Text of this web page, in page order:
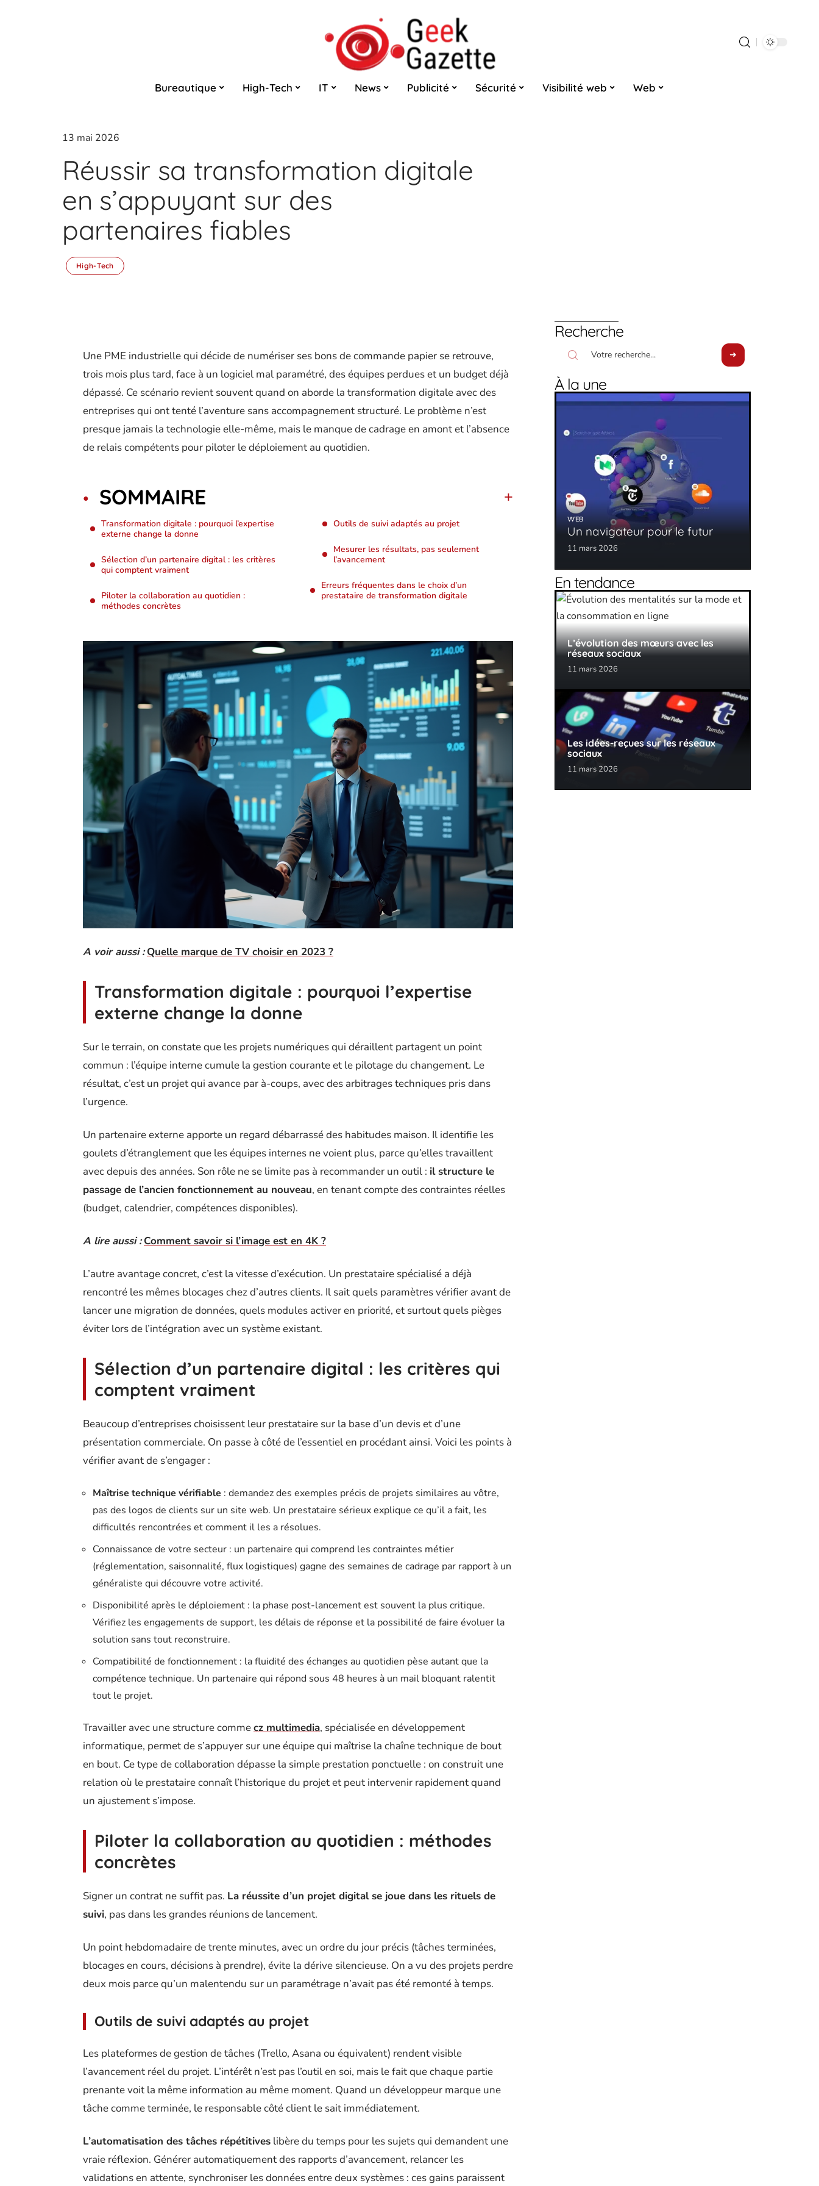
Bureautique High-Tech IT News Publicité Sécurité Visibilité web Web
13 mai 2026
Réussir sa transformation digitale
en s’appuyant sur des
partenaires fiables
High-Tech
Une PME industrielle qui décide de numériser ses bons de commande papier se retrouve,
trois mois plus tard, face à un logiciel mal paramétré, des équipes perdues et un budget déjà
dépassé. Ce scénario revient souvent quand on aborde la transformation digitale avec des
entreprises qui ont tenté l’aventure sans accompagnement structuré. Le problème n’est
presque jamais la technologie elle-même, mais le manque de cadrage en amont et l’absence
de relais compétents pour piloter le déploiement au quotidien.
SOMMAIRE
Transformation digitale : pourquoi l’expertise
externe change la donne
Sélection d’un partenaire digital : les critères
qui comptent vraiment
Piloter la collaboration au quotidien :
méthodes concrètes
Outils de suivi adaptés au projet
Mesurer les résultats, pas seulement
l’avancement
Erreurs fréquentes dans le choix d’un
prestataire de transformation digitale
A voir aussi : Quelle marque de TV choisir en 2023 ?
Transformation digitale : pourquoi l’expertise
externe change la donne
Sur le terrain, on constate que les projets numériques qui déraillent partagent un point
commun : l’équipe interne cumule la gestion courante et le pilotage du changement. Le
résultat, c’est un projet qui avance par à-coups, avec des arbitrages techniques pris dans
l’urgence.
Un partenaire externe apporte un regard débarrassé des habitudes maison. Il identifie les
goulets d’étranglement que les équipes internes ne voient plus, parce qu’elles travaillent
avec depuis des années. Son rôle ne se limite pas à recommander un outil : il structure le
passage de l’ancien fonctionnement au nouveau, en tenant compte des contraintes réelles
(budget, calendrier, compétences disponibles).
A lire aussi : Comment savoir si l’image est en 4K ?
L’autre avantage concret, c’est la vitesse d’exécution. Un prestataire spécialisé a déjà
rencontré les mêmes blocages chez d’autres clients. Il sait quels paramètres vérifier avant de
lancer une migration de données, quels modules activer en priorité, et surtout quels pièges
éviter lors de l’intégration avec un système existant.
Sélection d’un partenaire digital : les critères qui
comptent vraiment
Beaucoup d’entreprises choisissent leur prestataire sur la base d’un devis et d’une
présentation commerciale. On passe à côté de l’essentiel en procédant ainsi. Voici les points à
vérifier avant de s’engager :
Maîtrise technique vérifiable : demandez des exemples précis de projets similaires au vôtre,
pas des logos de clients sur un site web. Un prestataire sérieux explique ce qu’il a fait, les
difficultés rencontrées et comment il les a résolues.
Connaissance de votre secteur : un partenaire qui comprend les contraintes métier
(réglementation, saisonnalité, flux logistiques) gagne des semaines de cadrage par rapport à un
généraliste qui découvre votre activité.
Disponibilité après le déploiement : la phase post-lancement est souvent la plus critique.
Vérifiez les engagements de support, les délais de réponse et la possibilité de faire évoluer la
solution sans tout reconstruire.
Compatibilité de fonctionnement : la fluidité des échanges au quotidien pèse autant que la
compétence technique. Un partenaire qui répond sous 48 heures à un mail bloquant ralentit
tout le projet.
Travailler avec une structure commecz multimedia, spécialisée en développement
informatique, permet de s’appuyer sur une équipe qui maîtrise la chaîne technique de bout
en bout. Ce type de collaboration dépasse la simple prestation ponctuelle : on construit une
relation où le prestataire connaît l’historique du projet et peut intervenir rapidement quand
un ajustement s’impose.
Piloter la collaboration au quotidien : méthodes
concrètes
Signer un contrat ne suffit pas. La réussite d’un projet digital se joue dans les rituels de
suivi, pas dans les grandes réunions de lancement.
Un point hebdomadaire de trente minutes, avec un ordre du jour précis (tâches terminées,
blocages en cours, décisions à prendre), évite la dérive silencieuse. On a vu des projets perdre
deux mois parce qu’un malentendu sur un paramétrage n’avait pas été remonté à temps.
Outils de suivi adaptés au projet
Les plateformes de gestion de tâches (Trello, Asana ou équivalent) rendent visible
l’avancement réel du projet. L’intérêt n’est pas l’outil en soi, mais le fait que chaque partie
prenante voit la même information au même moment. Quand un développeur marque une
tâche comme terminée, le responsable côté client le sait immédiatement.
L’automatisation des tâches répétitives libère du temps pour les sujets qui demandent une
vraie réflexion. Générer automatiquement des rapports d’avancement, relancer les
validations en attente, synchroniser les données entre deux systèmes : ces gains paraissent
Recherche
À la une
WEB
Un navigateur pour le futur
11 mars 2026
En tendance
L’évolution des mœurs avec les
réseaux sociaux
11 mars 2026
Les idées-reçues sur les réseaux
sociaux
11 mars 2026